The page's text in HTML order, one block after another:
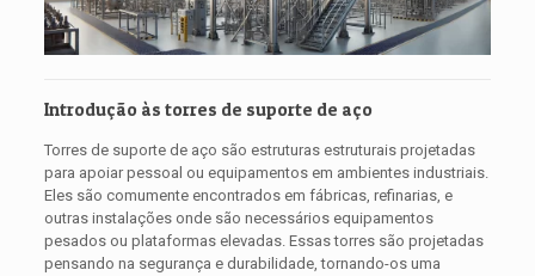
Introdução às torres de suporte de aço
Torres de suporte de aço são estruturas estruturais projetadas
para apoiar pessoal ou equipamentos em ambientes industriais.
Eles são comumente encontrados em fábricas, refinarias, e
outras instalações onde são necessários equipamentos
pesados ​​ou plataformas elevadas. Essas torres são projetadas
pensando na segurança e durabilidade, tornando-os uma